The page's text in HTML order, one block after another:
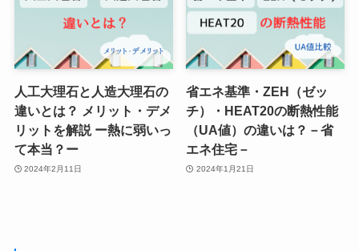
人工大理石と人造大理石の
違いとは？ メリット・デメ
リットを解説 ー熱に弱いっ
て本当？ー
2024年2月11日
省エネ基準・ZEH（ゼッ
チ）・HEAT20の断熱性能
（UA値）の違いは？－省
エネ住宅－
2024年1月21日